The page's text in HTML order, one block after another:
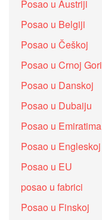
Posao u Austriji
Posao u Belgiji
Posao u Češkoj
Posao u Crnoj Gori
Posao u Danskoj
Posao u Dubaiju
Posao u Emiratima
Posao u Engleskoj
Posao u EU
posao u fabrici
Posao u Finskoj